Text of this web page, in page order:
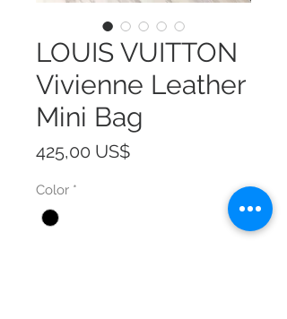
LOUIS VUITTON
Vivienne Leather
Mini Bag
425,00 US$Precio
Color *